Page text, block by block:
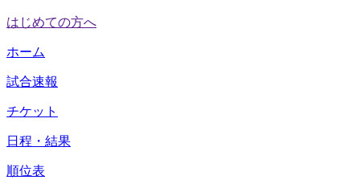
はじめての方へ
ホーム
試合速報
チケット
日程・結果
順位表